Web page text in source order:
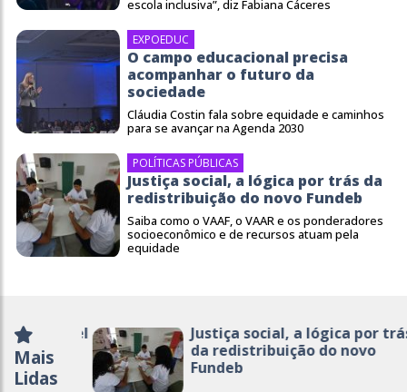
escola inclusiva”, diz Fabiana Cáceres
EXPOEDUC
O campo educacional precisa
acompanhar o futuro da
sociedade
Cláudia Costin fala sobre equidade e caminhos
para se avançar na Agenda 2030
POLÍTICAS PÚBLICAS
Justiça social, a lógica por trás da
redistribuição do novo Fundeb
Saiba como o VAAF, o VAAR e os ponderadores
socioeconômico e de recursos atuam pela
equidade
Mais
Lidas
Justiça social, a lógica por trás
da redistribuição do novo
Fundeb